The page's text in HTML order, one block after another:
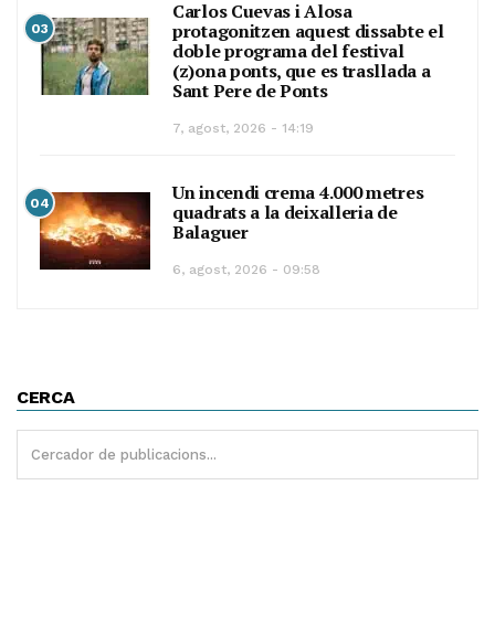
03
Carlos Cuevas i Alosa
protagonitzen aquest dissabte el
doble programa del festival
(z)ona ponts, que es trasllada a
Sant Pere de Ponts
7, agost, 2026 - 14:19
04
Un incendi crema 4.000 metres
quadrats a la deixalleria de
Balaguer
6, agost, 2026 - 09:58
CERCA